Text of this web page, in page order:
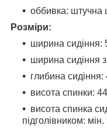
оббивка: штучна
Розміри:
ширина сидіння:
ширина сидіння
глибина сидіння:
висота спинки:
висота спинка
підголівником: